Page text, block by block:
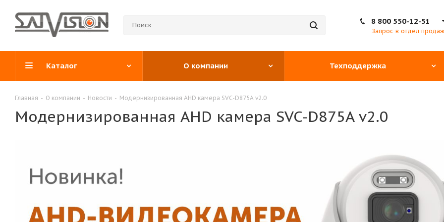
8 800 550-12-51
Запрос в отдел продаж
Каталог О компании Техподдержка
Главная - О компании - Новости - Модернизированная AHD камера SVC-D875A v2.0
Модернизированная AHD камера SVC-D875A v2.0